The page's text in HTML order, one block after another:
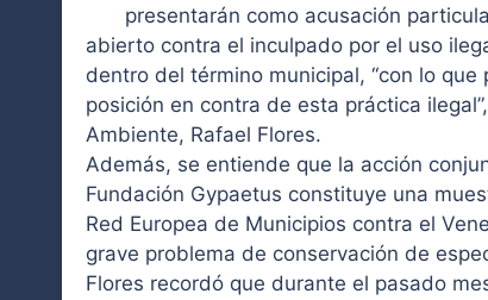
presentarán como acusación
abierto contra el inculpado por el uso
dentro del término municipal, “con lo
posición en contra de esta práctica
Ambiente, Rafael Flores.
Además, se entiende que la acción
Fundación Gypaetus constituye una
Red Europea de Municipios contra el
grave problema de conservación de
Flores recordó que durante el pasado